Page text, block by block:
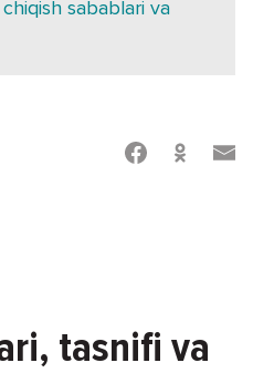
sabablari va
tasnifi va